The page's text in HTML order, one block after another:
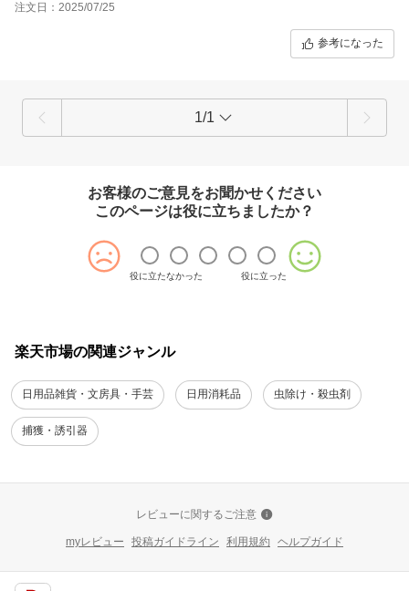
注文日：2025/07/25
参考になった
1/1
お客様のご意見をお聞かせください
このページは役に立ちましたか？
役に立たなかった 役に立った
楽天市場の関連ジャンル
日用品雑貨・文房具・手芸 日用消耗品 虫除け・殺虫剤
捕獲・誘引器
レビューに関するご注意
myレビュー 投稿ガイドライン 利用規約 ヘルプガイド